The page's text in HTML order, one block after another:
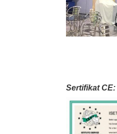
Sertifikat CE: